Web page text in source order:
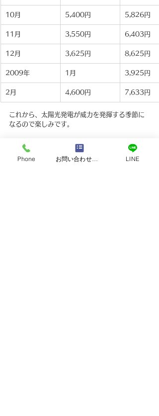
10月 5,400円 5,826円
11月 3,550円 6,403円
12月 3,625円 8,625円
2009年 1月 3,925円
2月 4,600円 7,633円
これから、太陽光発電が威力を発揮する季節に
なるので楽しみです。
担当者コメント
平田 輝雄
Phone お問い合わせフォーム LINE